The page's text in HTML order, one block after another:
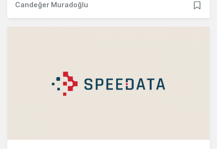
Candeğer Muradoğlu